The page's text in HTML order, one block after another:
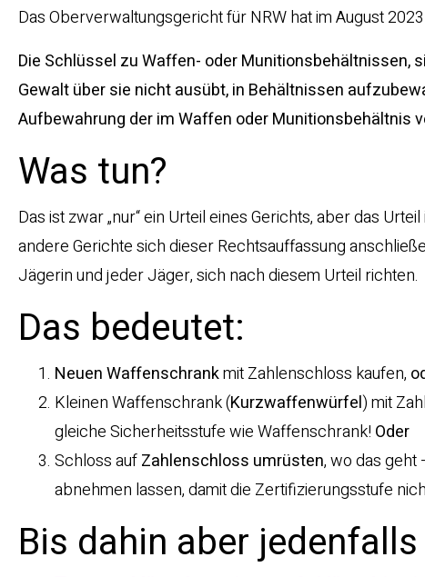
Das Oberverwaltungsgericht für NRW hat im August
Die Schlüssel zu Waffen- oder
Gewalt über sie nicht ausübt, in Behältnissen
Aufbewahrung der im Waffen oder Munitionsbehältnis
Was tun?
Das ist zwar „nur“ ein Urteil eines Gerichts, aber das
andere Gerichte sich dieser Rechtsauffassung
Jägerin und jeder Jäger, sich nach diesem Urteil richten.
Das bedeutet:
Neuen Waffenschrankmit Zahlenschloss kaufen,
Kleinen Waffenschrank (Kurzwaffenwürfel) mit
gleiche Sicherheitsstufe wie Waffenschrank! Oder
Schloss aufZahlenschloss umrüsten, wo das geht
abnehmen lassen, damit die Zertifizierungsstufe
Bis dahin aber